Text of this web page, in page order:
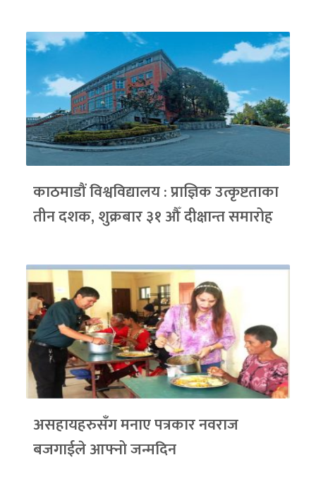
काठमाडौं विश्वविद्यालय : प्राज्ञिक उत्कृष्टताका
तीन दशक, शुक्रबार ३१ औँ दीक्षान्त समारोह
असहायहरुसँग मनाए पत्रकार नवराज
बजगाईले आफ्नो जन्मदिन